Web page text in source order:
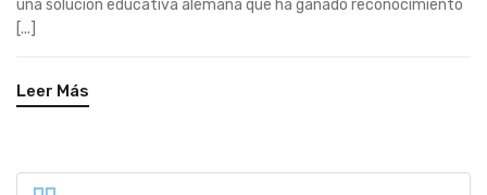
una solución educativa alemana que ha ganado reconocimiento
[...]
Leer Más